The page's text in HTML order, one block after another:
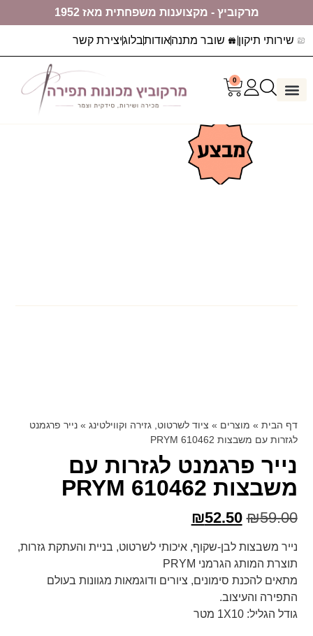
מרקוביץ - מקצוענות משפחתית מאז 1952
שירותי תיקון שובר מתנהאודותבלוגיצירת קשר
0
דף הבית » מוצרים » ציוד לשרטוט, גזירה וקווילטינג »נייר פרגמנט
לגזרות עם משבצות PRYM 610462
נייר פרגמנט לגזרות עם
משבצות PRYM 610462
₪59.00
₪52.50
נייר משבצות לבן-שקוף, איכותי לשרטוט, בניית והעתקת גזרות,
תוצרת המותג הגרמני PRYM
מתאים להכנת סימונים, ציורים ודוגמאות מגוונות בעולם
התפירה והעיצוב.
גודל הגליל: 1X10 מטר